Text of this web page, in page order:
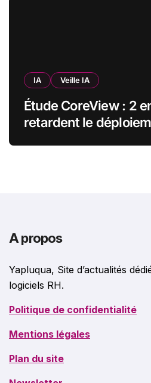
IA Veille IA
Étude CoreView : 2
retardent le
A propos
Yapluqua, Site d’actualités
logiciels RH.
Politique de confidentialité
Mentions légales
Plan du site